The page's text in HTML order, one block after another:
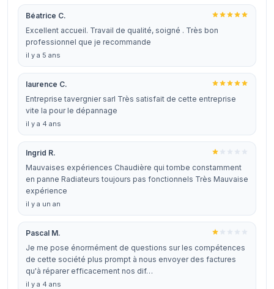
Béatrice C.
Excellent accueil. Travail de qualité, soigné . Très bon
professionnel que je recommande
il y a 5 ans
laurence C.
Entreprise tavergnier sarl Très satisfait de cette entreprise
vite la pour le dépannage
il y a 4 ans
Ingrid R.
Mauvaises expériences Chaudière qui tombe constamment
en panne Radiateurs toujours pas fonctionnels Très Mauvaise
expérience
il y a un an
Pascal M.
Je me pose énormément de questions sur les compétences
de cette société plus prompt à nous envoyer des factures
qu'à réparer efficacement nos dif…
il y a 4 ans